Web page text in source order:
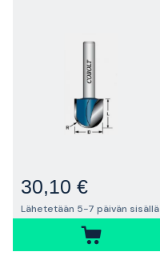
30,10 €
Lähetetään 5-7 päivän sisällä